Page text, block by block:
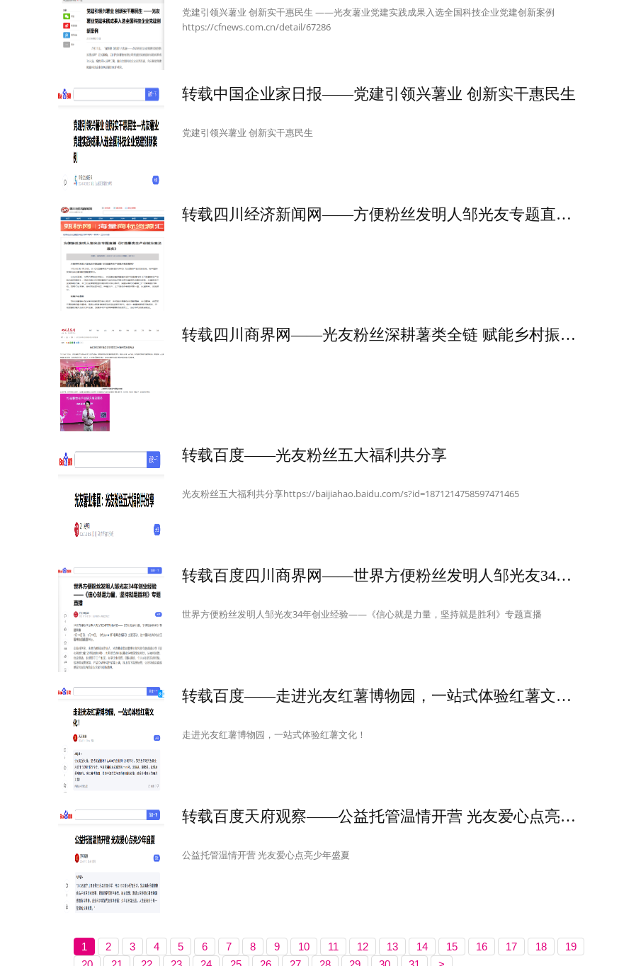
党建引领兴薯业 创新实干惠民生 ——光友薯业党建实践成果入选全国科技企业党建创新案例
https://cfnews.com.cn/detail/67286
转载中国企业家日报——党建引领兴薯业 创新实干惠民生
党建引领兴薯业 创新实干惠民生
转载四川经济新闻网——方便粉丝发明人邹光友专题直播《打造薯类全产业链方案及服务》
转载四川商界网——光友粉丝深耕薯类全链 赋能乡村振兴高质量发展
转载百度——光友粉丝五大福利共分享
光友粉丝五大福利共分享https://baijiahao.baidu.com/s?id=1871214758597471465
转载百度四川商界网——世界方便粉丝发明人邹光友34年创业经验——《信心就是力量，坚持就是胜利》专题直播
世界方便粉丝发明人邹光友34年创业经验——《信心就是力量，坚持就是胜利》专题直播
转载百度——走进光友红薯博物园，一站式体验红薯文化！
走进光友红薯博物园，一站式体验红薯文化！
转载百度天府观察——公益托管温情开营 光友爱心点亮少年盛夏
公益托管温情开营 光友爱心点亮少年盛夏
1 2 3 4 5 6 7 8 9 10 11 12 13 14 15 16 17 18
19